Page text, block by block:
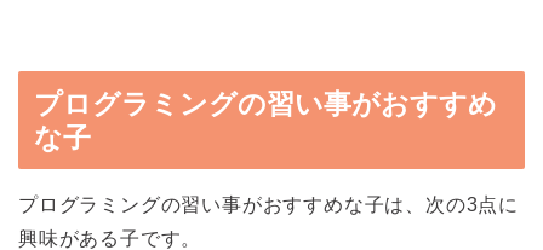
プログラミングの習い事がおすすめ
な子
プログラミングの習い事がおすすめな子は、次の3点に
興味がある子です。